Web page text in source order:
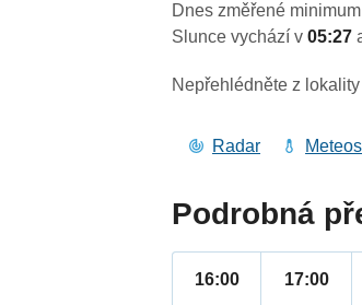
Dnes změřené minimum
Slunce vychází v05:27
Nepřehlédněte z
Radar
Podrobná
16:00 17:00